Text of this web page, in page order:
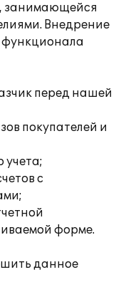
занимающейся
Внедрение
функционала
перед нашей
покупателей и
учета;
с
форме.
данное